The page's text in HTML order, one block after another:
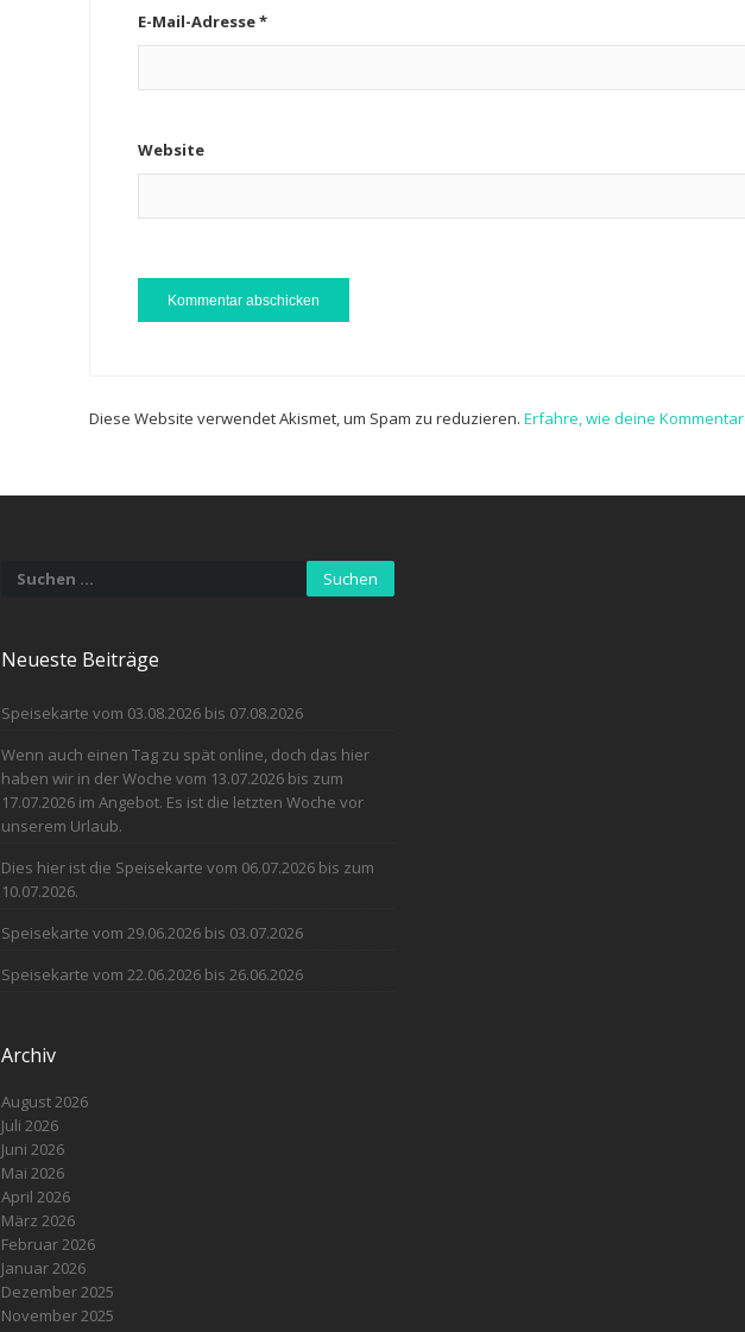
E-Mail-Adresse*
Website
Diese Website verwendet Akismet, um Spam zu reduzieren. Erfahre, wie deine
Suchen
nach:
Neueste Beiträge
Speisekarte vom 03.08.2026 bis 07.08.2026
Wenn auch einen Tag zu spät online, doch das hier
haben wir in der Woche vom 13.07.2026 bis zum
17.07.2026 im Angebot. Es ist die letzten Woche vor
unserem Urlaub.
Dies hier ist die Speisekarte vom 06.07.2026 bis zum
10.07.2026.
Speisekarte vom 29.06.2026 bis 03.07.2026
Speisekarte vom 22.06.2026 bis 26.06.2026
Archiv
August 2026
Juli 2026
Juni 2026
Mai 2026
April 2026
März 2026
Februar 2026
Januar 2026
Dezember 2025
November 2025